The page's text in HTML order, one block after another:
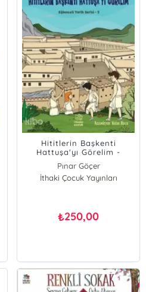
Hititlerin Başkenti
Hattuşa'yı Görelim -
Eğlenceli Tarih Serisi 3
Pınar Göçer
İthaki Çocuk Yayınları
₺250,00